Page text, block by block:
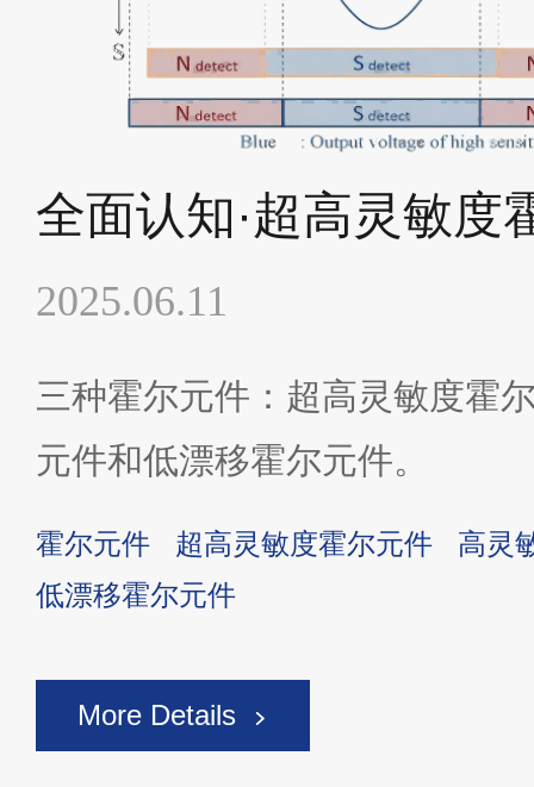
全面认知·超高灵敏度
2025.06.11
三种霍尔元件：超高灵敏度霍
元件和低漂移霍尔元件。
霍尔元件 超高灵敏度霍尔元件
高灵
低漂移霍尔元件
More Details